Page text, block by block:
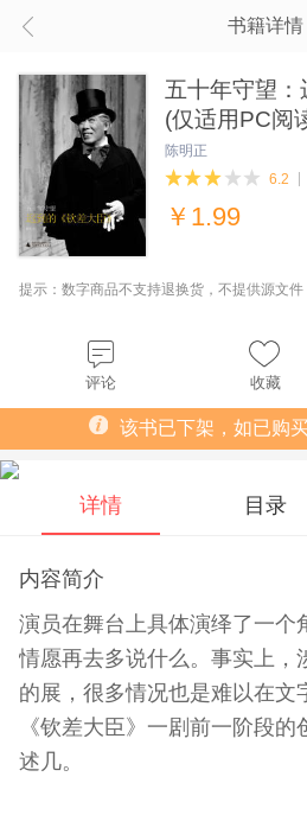
书籍详情
五十年守望：
(仅适用PC阅
陈明正
6.2
￥ 1.99
提示：数字商品不支持退换货，不提供源文件
评论 收藏
该书已下架，如已购
详情 目录
内容简介
演员在舞台上具体演绎了一个
情愿再去多说什么。事实上，
的展，很多情况也是难以在文
《钦差大臣》一剧前一阶段
述几。